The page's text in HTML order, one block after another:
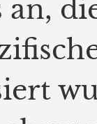
an,